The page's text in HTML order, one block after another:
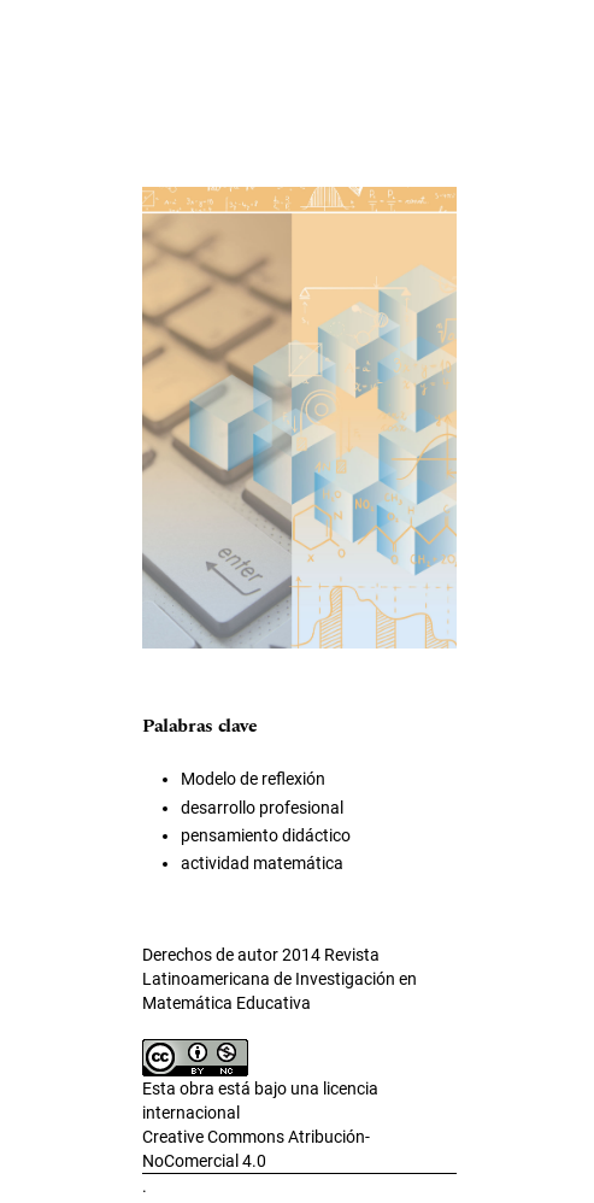
Imagen de portada
Palabras clave
Modelo de reflexión
desarrollo profesional
pensamiento didáctico
actividad matemática
Derechos de autor 2014 Revista
Latinoamericana de Investigación en
Matemática Educativa
Esta obra está bajo una licencia
internacional
Creative Commons Atribución-
NoComercial 4.0
.